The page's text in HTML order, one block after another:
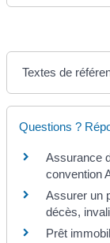
Textes de
Questions ?
Assurance
convention
Assurer un
décès,
Prêt